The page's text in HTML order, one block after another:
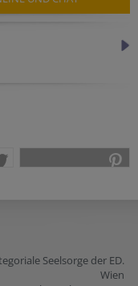
Seelsorge der ED.
Wien